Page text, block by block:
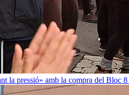
la pressió» amb la compra del Bloc 8